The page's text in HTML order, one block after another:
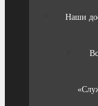
Наши